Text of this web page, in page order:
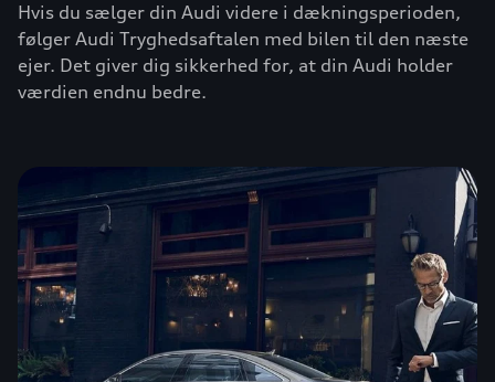
Hvis du sælger din Audi videre i dækningsperioden,
følger Audi Tryghedsaftalen med bilen til den næste
ejer. Det giver dig sikkerhed for, at din Audi holder
værdien endnu bedre.